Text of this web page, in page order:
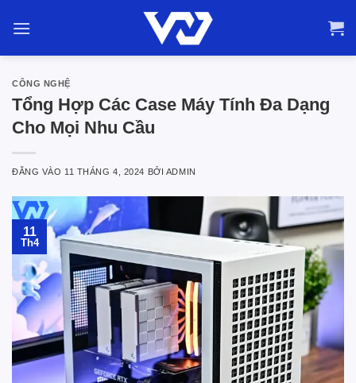
qua
CÔNG NGHỆ
Tổng Hợp Các Case Máy Tính Đa Dạng
Cho Mọi Nhu Cầu
ĐĂNG VÀO 11 THÁNG 4, 2024 BỞI ADMIN
11
Th4